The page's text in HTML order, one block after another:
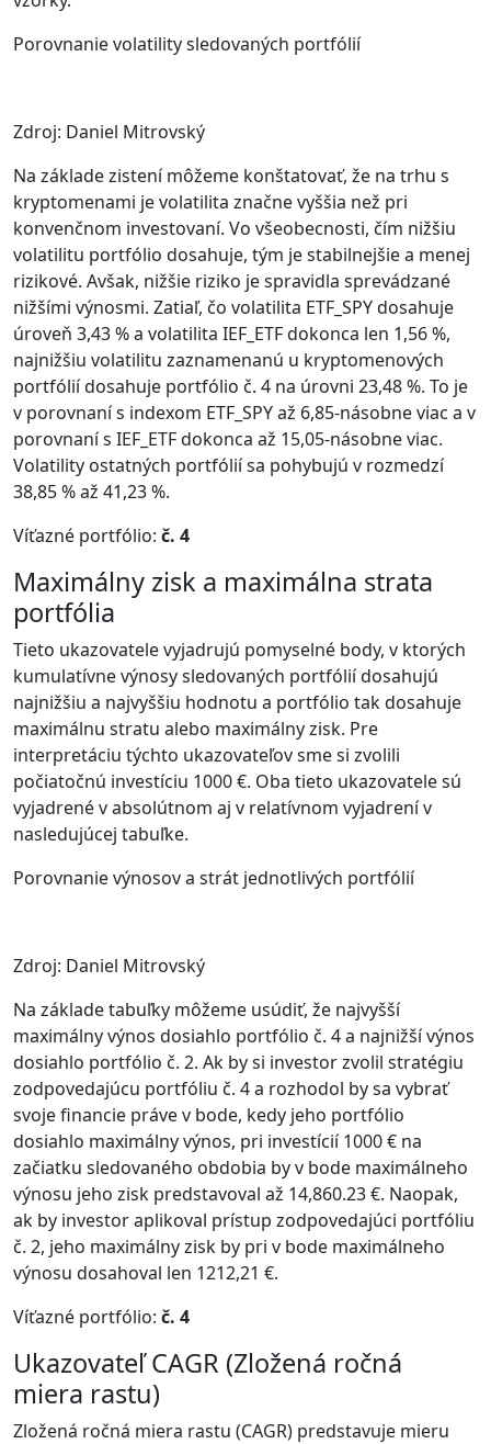
Porovnanie volatility sledovaných portfólií
Zdroj: Daniel Mitrovský
Na základe zistení môžeme konštatovať, že na trhu s
kryptomenami je volatilita značne vyššia než pri
konvenčnom investovaní. Vo všeobecnosti, čím nižšiu
volatilitu portfólio dosahuje, tým je stabilnejšie a menej
rizikové. Avšak, nižšie riziko je spravidla sprevádzané
nižšími výnosmi. Zatiaľ, čo volatilita ETF_SPY dosahuje
úroveň 3,43 % a volatilita IEF_ETF dokonca len 1,56 %,
najnižšiu volatilitu zaznamenanú u kryptomenových
portfólií dosahuje portfólio č. 4 na úrovni 23,48 %. To je
v porovnaní s indexom ETF_SPY až 6,85-násobne viac a v
porovnaní s IEF_ETF dokonca až 15,05-násobne viac.
Volatility ostatných portfólií sa pohybujú v rozmedzí
38,85 % až 41,23 %.
Víťazné portfólio: č. 4
Maximálny zisk a maximálna strata
portfólia
Tieto ukazovatele vyjadrujú pomyselné body, v ktorých
kumulatívne výnosy sledovaných portfólií dosahujú
najnižšiu a najvyššiu hodnotu a portfólio tak dosahuje
maximálnu stratu alebo maximálny zisk. Pre
interpretáciu týchto ukazovateľov sme si zvolili
počiatočnú investíciu 1000 €. Oba tieto ukazovatele sú
vyjadrené v absolútnom aj v relatívnom vyjadrení v
nasledujúcej tabuľke.
Porovnanie výnosov a strát jednotlivých portfólií
Zdroj: Daniel Mitrovský
Na základe tabuľky môžeme usúdiť, že najvyšší
maximálny výnos dosiahlo portfólio č. 4 a najnižší výnos
dosiahlo portfólio č. 2. Ak by si investor zvolil stratégiu
zodpovedajúcu portfóliu č. 4 a rozhodol by sa vybrať
svoje financie práve v bode, kedy jeho portfólio
dosiahlo maximálny výnos, pri investícií 1000 € na
začiatku sledovaného obdobia by v bode maximálneho
výnosu jeho zisk predstavoval až 14,860.23 €. Naopak,
ak by investor aplikoval prístup zodpovedajúci portfóliu
č. 2, jeho maximálny zisk by pri v bode maximálneho
výnosu dosahoval len 1212,21 €.
Víťazné portfólio: č. 4
Ukazovateľ CAGR (Zložená ročná
miera rastu)
Zložená ročná miera rastu (CAGR) predstavuje mieru